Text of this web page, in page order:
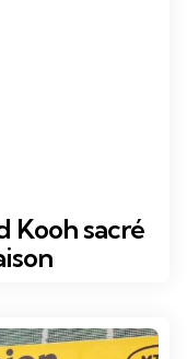
Kooh sacré